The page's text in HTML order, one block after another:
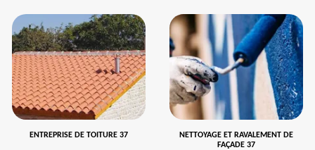
ENTREPRISE DE TOITURE 37
NETTOYAGE ET RAVALEMENT DE
FAÇADE 37